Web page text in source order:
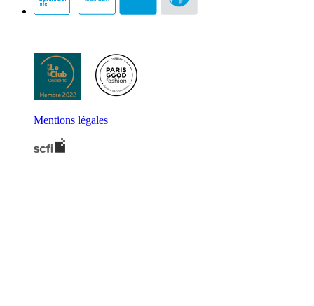
Mentions légales